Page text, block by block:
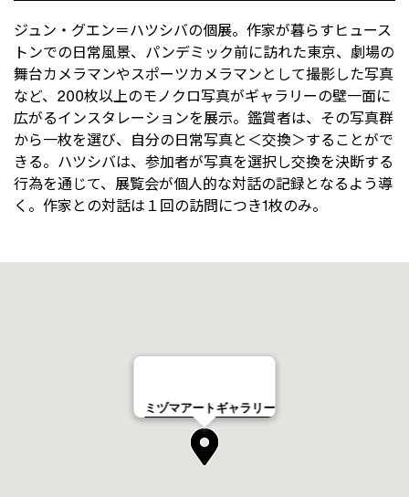
ジュン・グエン＝ハツシバの個展。作家が暮らすヒュース
トンでの日常風景、パンデミック前に訪れた東京、劇場の
舞台カメラマンやスポーツカメラマンとして撮影した写真
など、200枚以上のモノクロ写真がギャラリーの壁一面に
広がるインスタレーションを展示。鑑賞者は、その写真群
から一枚を選び、自分の日常写真と＜交換＞することがで
きる。ハツシバは、参加者が写真を選択し交換を決断する
行為を通じて、展覧会が個人的な対話の記録となるよう導
く。作家との対話は１回の訪問につき1枚のみ。
ミヅマアートギャラリー